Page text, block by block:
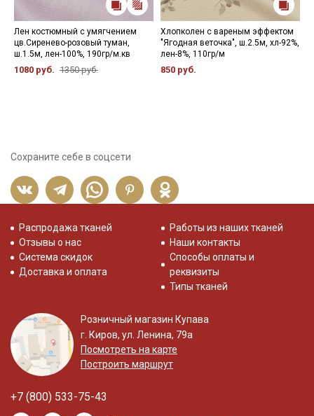
Лен костюмный с умягчением
цв.Сиренево-розовый туман,
ш.1.5м, лен-100%, 190гр/м.кв
1080 руб. 1350 руб.
Хлопколен с вареным эффектом
"Ягодная веточка", ш.2.5м, хл-92%,
лен-8%, 110гр/м
850 руб.
Сохраните себе в соцсети
Распродажа тканей
Отзывы о нас
Система скидок
Доставка и оплата
Работы из наших тканей
Наши контакты
Способы оплаты и
реквизиты
Типы тканей
Розничный магазин Купава
г. Киров, ул. Ленина, 79а
Посмотреть на карте
Построить маршрут
+7 (800) 533-75-43